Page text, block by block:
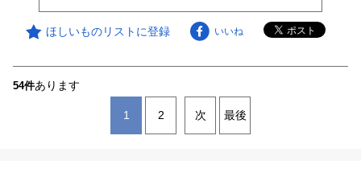
ほしいものリストに登録 いいね
54件あります
1 2 次 最後